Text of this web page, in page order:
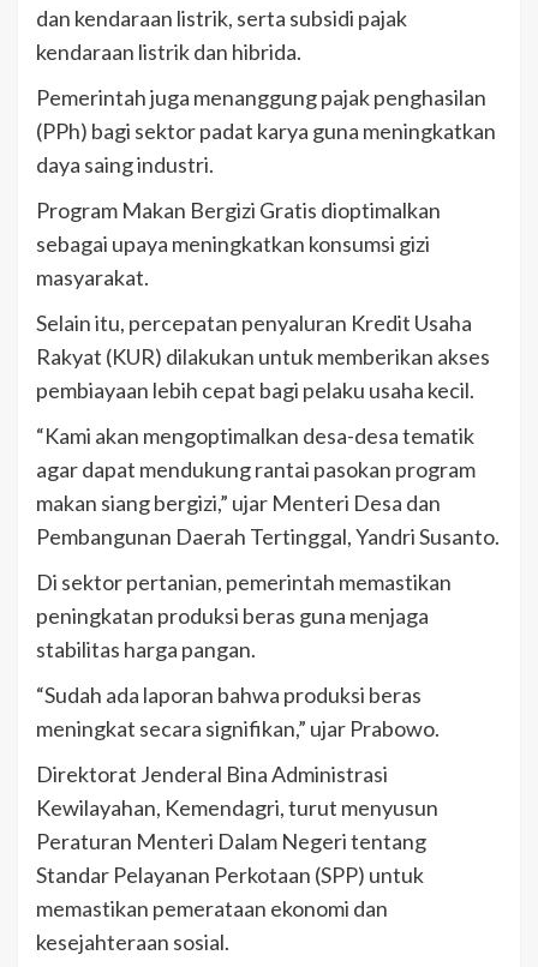
dan kendaraan listrik, serta subsidi pajak
kendaraan listrik dan hibrida.
Pemerintah juga menanggung pajak penghasilan
(PPh) bagi sektor padat karya guna meningkatkan
daya saing industri.
Program Makan Bergizi Gratis dioptimalkan
sebagai upaya meningkatkan konsumsi gizi
masyarakat.
Selain itu, percepatan penyaluran Kredit Usaha
Rakyat (KUR) dilakukan untuk memberikan akses
pembiayaan lebih cepat bagi pelaku usaha kecil.
“Kami akan mengoptimalkan desa-desa tematik
agar dapat mendukung rantai pasokan program
makan siang bergizi,” ujar Menteri Desa dan
Pembangunan Daerah Tertinggal, Yandri Susanto.
Di sektor pertanian, pemerintah memastikan
peningkatan produksi beras guna menjaga
stabilitas harga pangan.
“Sudah ada laporan bahwa produksi beras
meningkat secara signifikan,” ujar Prabowo.
Direktorat Jenderal Bina Administrasi
Kewilayahan, Kemendagri, turut menyusun
Peraturan Menteri Dalam Negeri tentang
Standar Pelayanan Perkotaan (SPP) untuk
memastikan pemerataan ekonomi dan
kesejahteraan sosial.